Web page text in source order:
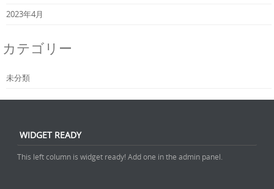
2023年4月
カテゴリー
未分類
WIDGET READY
This left column is widget ready! Add one in the admin panel.